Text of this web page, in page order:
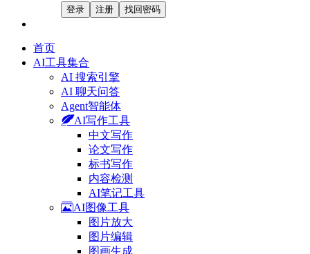
登录 注册 找回密码
首页
AI工具集合
AI 搜索引擎
AI 聊天问答
Agent智能体
AI写作工具
中文写作
论文写作
标书写作
内容检测
AI笔记工具
AI图像工具
图片放大
图片编辑
图画生成